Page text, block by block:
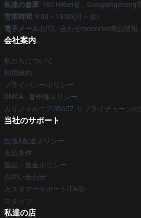
私達の倉庫: 160 Hebei省、Gongqingcheng
営業時間: 9:00～18:00(月～金)
電子メールお問い合わせmoonrise商品情報
会社案内
私たちについて
利用規約
プライバシーポリシー
DMCA - 著作権ポリシー
カリフォルニアSB657: サプライチェーン
当社のサポート
配送&配送ポリシー
支払条件
返品・返金ポリシー
お問い合わせ
カスタマーサポート(FAQ)
スタッフ
私達の店